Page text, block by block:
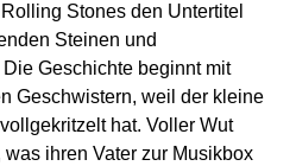
Stones den Untertitel
Steinen und
Geschichte beginnt mit
Geschwistern, weil der kleine
hat. Voller Wut
ihren Vater zur Musikbox